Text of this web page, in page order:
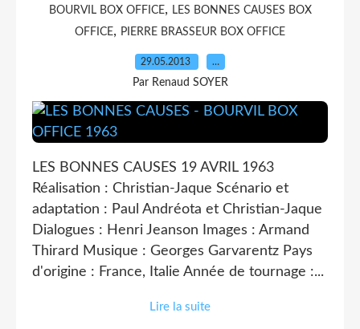
BOURVIL BOX OFFICE, LES BONNES CAUSES BOX
OFFICE, PIERRE BRASSEUR BOX OFFICE
29.05.2013 …
Par Renaud SOYER
LES BONNES CAUSES 19 AVRIL 1963
Réalisation : Christian-Jaque Scénario et
adaptation : Paul Andréota et Christian-Jaque
Dialogues : Henri Jeanson Images : Armand
Thirard Musique : Georges Garvarentz Pays
d'origine : France, Italie Année de tournage :...
Lire la suite